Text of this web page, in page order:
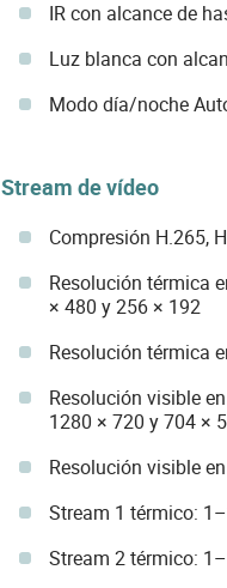
IR con alcance de
Luz blanca con
Modo día/noche
Stream de vídeo
Compresión H.265,
Resolución térmica
× 480 y 256 × 192
Resolución térmica
Resolución visible
1280 × 720 y 704 ×
Resolución visible
Stream 1 térmico:
Stream 2 térmico: